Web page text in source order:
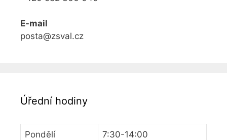
E-mail
posta@zsval.cz
Úřední hodiny
Pondělí 7:30-14:00